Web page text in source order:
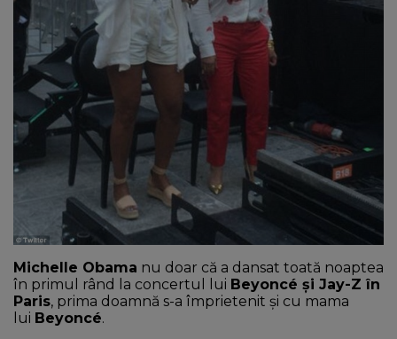
Michelle Obama nu doar că a dansat toată noaptea
în primul rând la concertul lui Beyoncé și Jay-Z în
Paris, prima doamnă s-a împrietenit și cu mama
lui Beyoncé.